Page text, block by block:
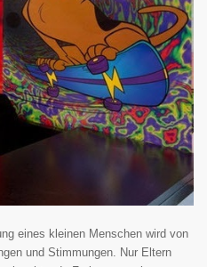
eines kleinen Menschen wird von
und Stimmungen. Nur Eltern